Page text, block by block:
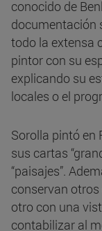
conocido de
documentación
todo la extensa
pintor con su
explicando su
locales o el
Sorolla pintó en
sus cartas
“paisajes”.
conservan
otro con una
contabilizar al